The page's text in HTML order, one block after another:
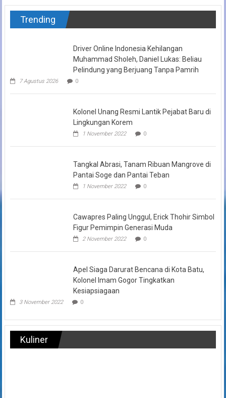
Trending
Driver Online Indonesia Kehilangan
Muhammad Sholeh, Daniel Lukas: Beliau
Pelindung yang Berjuang Tanpa Pamrih
7 Agustus 2026 0
Kolonel Unang Resmi Lantik Pejabat Baru di
Lingkungan Korem
1 November 2022 0
Tangkal Abrasi, Tanam Ribuan Mangrove di
Pantai Soge dan Pantai Teban
1 November 2022 0
Cawapres Paling Unggul, Erick Thohir Simbol
Figur Pemimpin Generasi Muda
2 November 2022 0
Apel Siaga Darurat Bencana di Kota Batu,
Kolonel Imam Gogor Tingkatkan
Kesiapsiagaan
3 November 2022 0
Kuliner